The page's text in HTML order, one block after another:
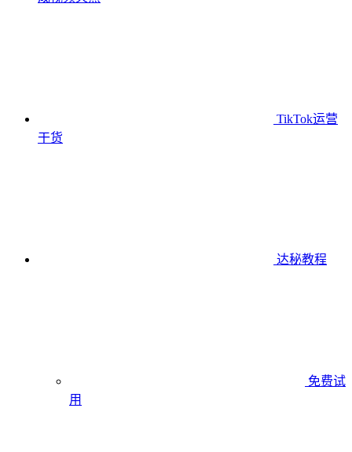
TikTok运营
干货
达秘教程
免费试
用